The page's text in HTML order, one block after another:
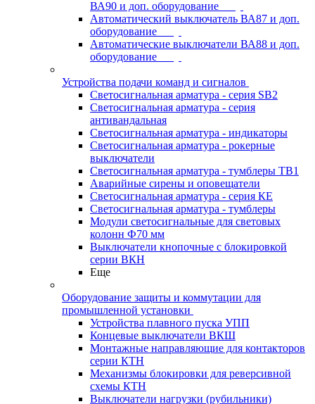
ВА90 и доп. оборудование
Автоматический выключатель ВА87 и доп.
оборудование
Автоматические выключатели ВА88 и доп.
оборудование
Устройства подачи команд и сигналов
Светосигнальная арматура - серия SB2
Светосигнальная арматура - серия
антивандальная
Светосигнальная арматура - индикаторы
Светосигнальная арматура - рокерные
выключатели
Светосигнальная арматура - тумблеры ТВ1
Аварийные сирены и оповещатели
Светосигнальная арматура - серия КЕ
Светосигнальная арматура - тумблеры
Модули светосигнальные для световых
колонн Ф70 мм
Выключатели кнопочные с блокировкой
серии ВКН
Еще
Оборудование защиты и коммутации для
промышленной установки
Устройства плавного пуска УПП
Концевые выключатели ВКШ
Монтажные направляющие для контакторов
серии КТН
Механизмы блокировки для реверсивной
схемы КТН
Выключатели нагрузки (рубильники)